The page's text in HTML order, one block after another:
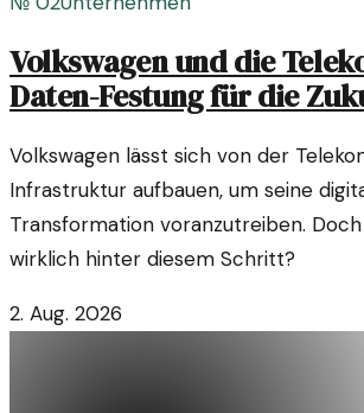
Volkswagen und die
Daten-Festung für die
Volkswagen lässt sich von der
Infrastruktur aufbauen, um seine
Transformation voranzutreiben.
wirklich hinter diesem Schritt?
2. Aug. 2026